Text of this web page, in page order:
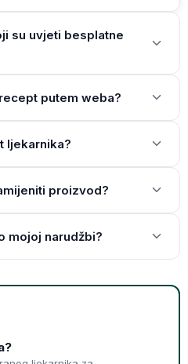
su uvjeti besplatne
putem weba?
ljekarnika?
proizvod?
mojoj narudžbi?